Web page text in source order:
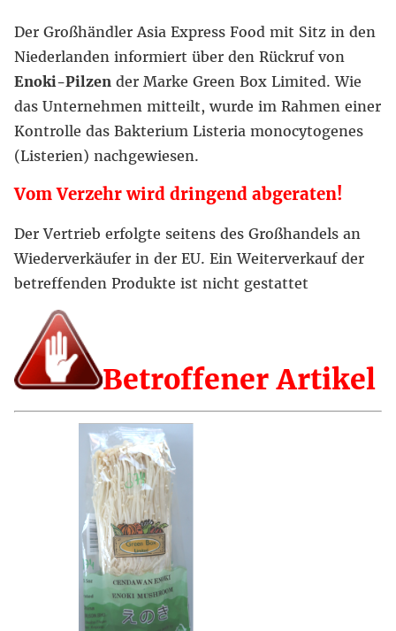
Der Großhändler Asia Express Food mit Sitz in den
Niederlanden informiert über den Rückruf von
Enoki-Pilzen der Marke Green Box Limited. Wie
das Unternehmen mitteilt, wurde im Rahmen einer
Kontrolle das Bakterium Listeria monocytogenes
(Listerien) nachgewiesen.
Vom Verzehr wird dringend abgeraten!
Der Vertrieb erfolgte seitens des Großhandels an
Wiederverkäufer in der EU. Ein Weiterverkauf der
betreffenden Produkte ist nicht gestattet
Betroffener Artikel